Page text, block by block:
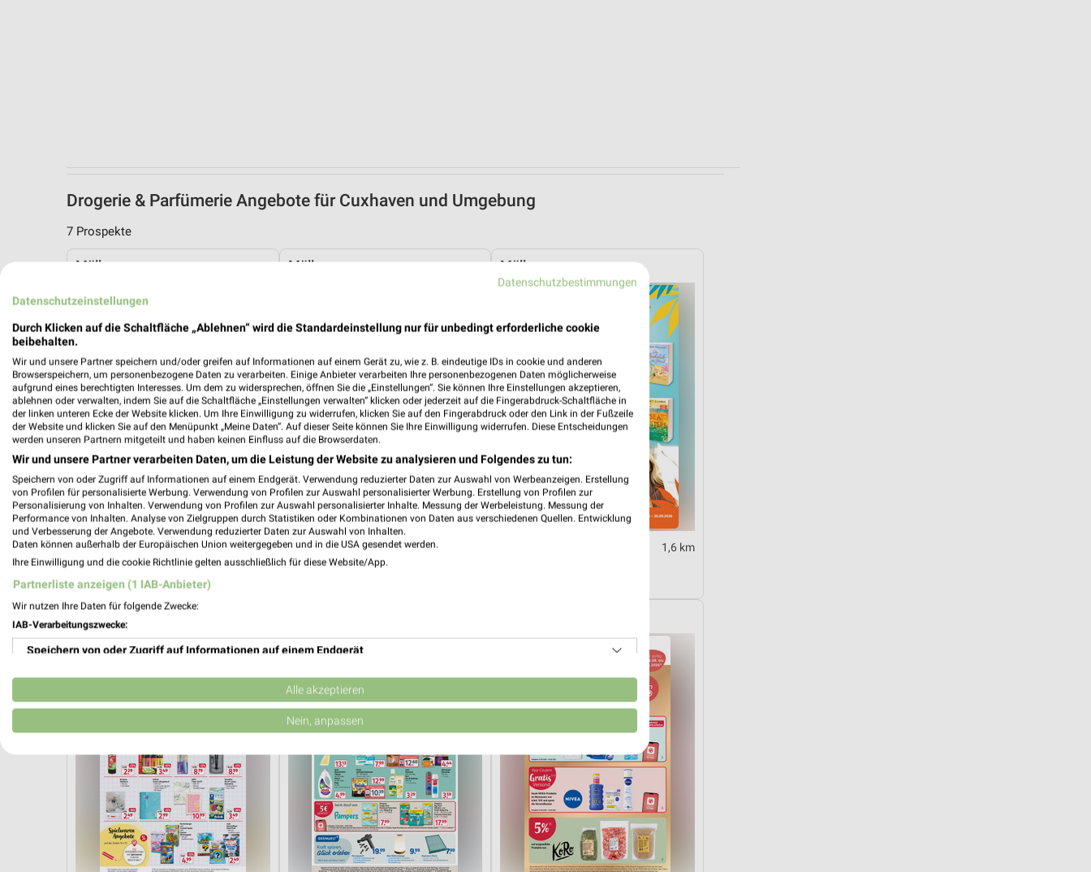
Drogerie & Parfümerie Angebote für Cuxhaven und Umgebung
7 Prospekte
Müller
1,6 km
lifestyle Magazin
Gültig bis Mo. 31.08.
Müller
Angebote ab 03.08.
Müller
1,6 km
Rossmann
Datenschutzbestimmungen
Datenschutzeinstellungen
Durch Klicken auf die Schaltfläche „Ablehnen“ wird die Standardeinstellung nur für unbedingt erforderliche cookie
beibehalten.
Wir und unsere Partner speichern und/oder greifen auf Informationen auf einem Gerät zu, wie z. B. eindeutige IDs in cookie und anderen
Browserspeichern, um personenbezogene Daten zu verarbeiten. Einige Anbieter verarbeiten Ihre personenbezogenen Daten möglicherweise
aufgrund eines berechtigten Interesses. Um dem zu widersprechen, öffnen Sie die „Einstellungen“. Sie können Ihre Einstellungen akzeptieren,
ablehnen oder verwalten, indem Sie auf die Schaltfläche „Einstellungen verwalten“ klicken oder jederzeit auf die Fingerabdruck-Schaltfläche in
der linken unteren Ecke der Website klicken. Um Ihre Einwilligung zu widerrufen, klicken Sie auf den Fingerabdruck oder den Link in der Fußzeile
der Website und klicken Sie auf den Menüpunkt „Meine Daten“. Auf dieser Seite können Sie Ihre Einwilligung widerrufen. Diese Entscheidungen
werden unseren Partnern mitgeteilt und haben keinen Einfluss auf die Browserdaten.
Wir und unsere Partner verarbeiten Daten, um die Leistung der Website zu analysieren und Folgendes zu tun:
Speichern von oder Zugriff auf Informationen auf einem Endgerät. Verwendung reduzierter Daten zur Auswahl von Werbeanzeigen. Erstellung
von Profilen für personalisierte Werbung. Verwendung von Profilen zur Auswahl personalisierter Werbung. Erstellung von Profilen zur
Personalisierung von Inhalten. Verwendung von Profilen zur Auswahl personalisierter Inhalte. Messung der Werbeleistung. Messung der
Performance von Inhalten. Analyse von Zielgruppen durch Statistiken oder Kombinationen von Daten aus verschiedenen Quellen. Entwicklung
und Verbesserung der Angebote. Verwendung reduzierter Daten zur Auswahl von Inhalten.
Daten können außerhalb der Europäischen Union weitergegeben und in die USA gesendet werden.
Ihre Einwilligung und die cookie Richtlinie gelten ausschließlich für diese Website/App.
Partnerliste anzeigen (1 IAB-Anbieter)
Wir nutzen Ihre Daten für folgende Zwecke:
IAB-Verarbeitungszwecke:
Speichern von oder Zugriff auf Informationen auf einem Endgerät
Verwendung reduzierter Daten zur Auswahl von Werbeanzeigen
Erstellung von Profilen für personalisierte Werbung
Erstellung von Profilen zur Personalisierung von Inhalten
Verwendung von Profilen zur Auswahl personalisierter Inhalte
Messung der Werbeleistung
Alle akzeptieren
Nein, anpassen